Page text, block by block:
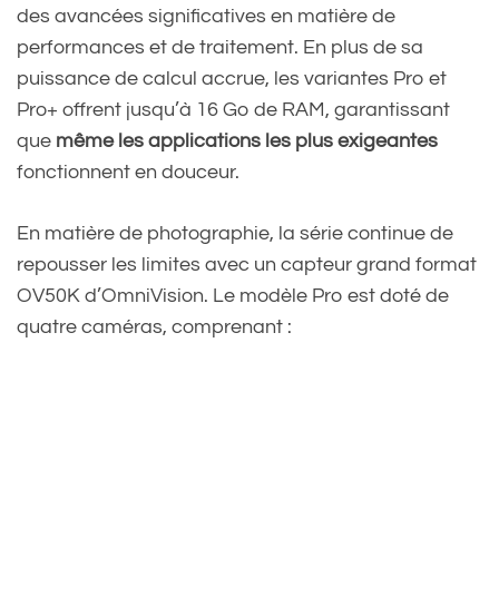
des avancées significatives en matière de
performances et de traitement. En plus de sa
puissance de calcul accrue, les variantes Pro et
Pro+ offrent jusqu’à 16 Go de RAM, garantissant
que même les applications les plus exigeantes
fonctionnent en douceur.
En matière de photographie, la série continue de
repousser les limites avec un capteur grand format
OV50K d’OmniVision. Le modèle Pro est doté de
quatre caméras, comprenant :